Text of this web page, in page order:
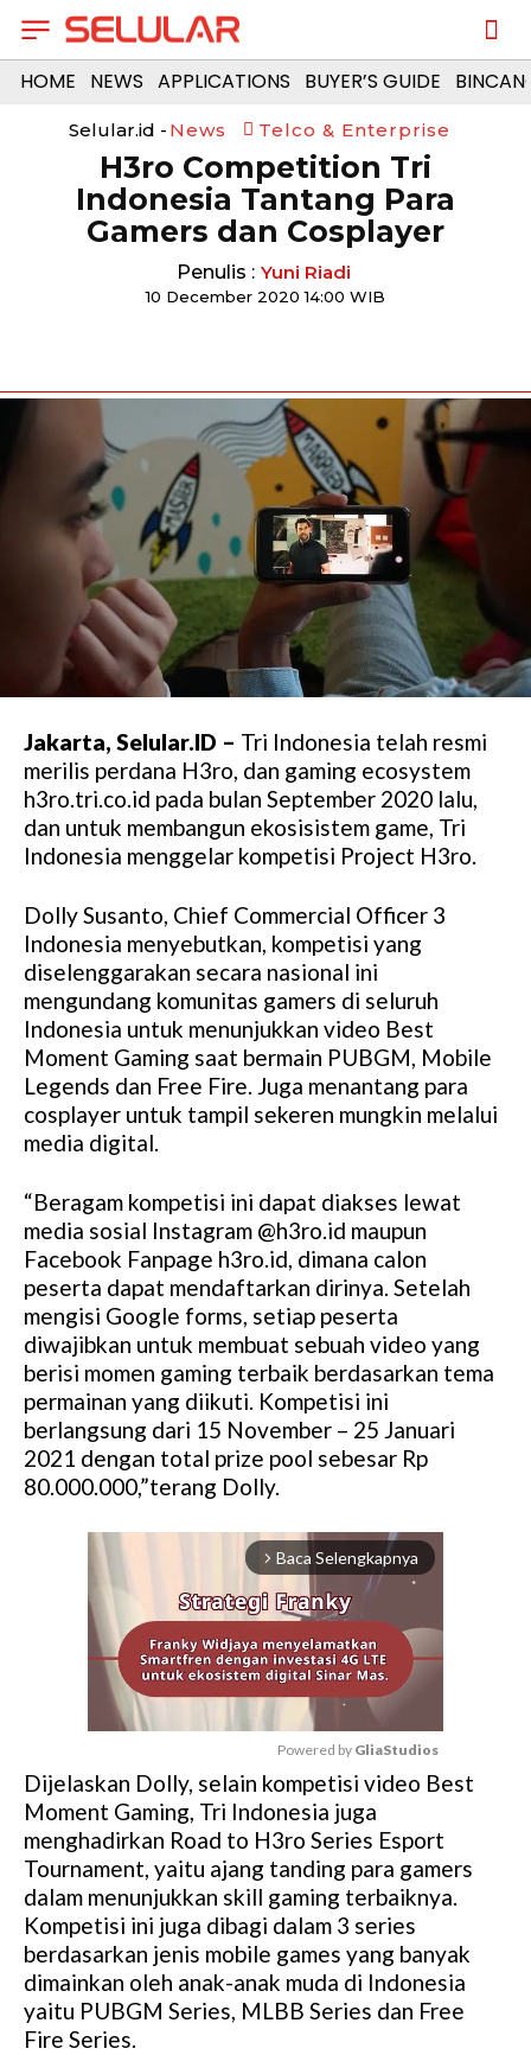
HOME NEWS APPLICATIONS BUYER’S GUIDE
Selular.id - News Telco & Enterprise
H3ro Competition Tri
Indonesia Tantang Para
Gamers dan Cosplayer
Penulis : Yuni Riadi
10 December 2020 14:00 WIB
Jakarta, Selular.ID – Tri Indonesia telah resmi
merilis perdana H3ro, dan gaming ecosystem
h3ro.tri.co.id pada bulan September 2020 lalu,
dan untuk membangun ekosisistem game, Tri
Indonesia menggelar kompetisi Project H3ro.
Dolly Susanto, Chief Commercial Officer 3
Indonesia menyebutkan, kompetisi yang
diselenggarakan secara nasional ini
mengundang komunitas gamers di seluruh
Indonesia untuk menunjukkan video Best
Moment Gaming saat bermain PUBGM, Mobile
Legends dan Free Fire. Juga menantang para
cosplayer untuk tampil sekeren mungkin melalui
media digital.
“Beragam kompetisi ini dapat diakses lewat
media sosial Instagram @h3ro.id maupun
Facebook Fanpage h3ro.id, dimana calon
peserta dapat mendaftarkan dirinya. Setelah
mengisi Google forms, setiap peserta
diwajibkan untuk membuat sebuah video yang
berisi momen gaming terbaik berdasarkan tema
permainan yang diikuti. Kompetisi ini
berlangsung dari 15 November – 25 Januari
2021 dengan total prize pool sebesar Rp
80.000.000,”terang Dolly.
arrow_forward_ios Baca Selengkapnya
M
u
t
e
Powered by GliaStudios
Dijelaskan Dolly, selain kompetisi video Best
Moment Gaming, Tri Indonesia juga
menghadirkan Road to H3ro Series Esport
Tournament, yaitu ajang tanding para gamers
dalam menunjukkan skill gaming terbaiknya.
Kompetisi ini juga dibagi dalam 3 series
berdasarkan jenis mobile games yang banyak
dimainkan oleh anak-anak muda di Indonesia
yaitu PUBGM Series, MLBB Series dan Free
Fire Series.